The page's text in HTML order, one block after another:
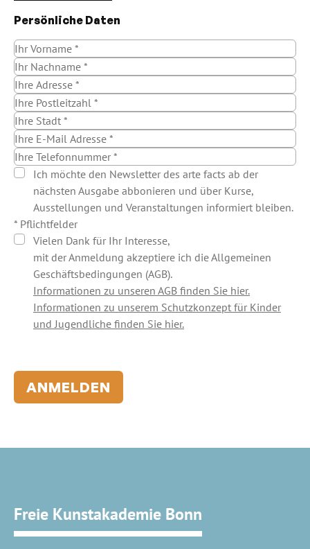
Persönliche Daten
Ich möchte den Newsletter des arte facts ab der
nächsten Ausgabe abbonieren und über Kurse,
Ausstellungen und Veranstaltungen informiert bleiben.
* Pflichtfelder
Vielen Dank für Ihr Interesse,
mit der Anmeldung akzeptiere ich die Allgemeinen
Geschäftsbedingungen (AGB).
Informationen zu unseren AGB finden Sie hier.
Informationen zu unserem Schutzkonzept für Kinder
und Jugendliche finden Sie hier.
ANMELDEN
Freie Kunstakademie Bonn